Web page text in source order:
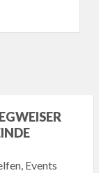
Events